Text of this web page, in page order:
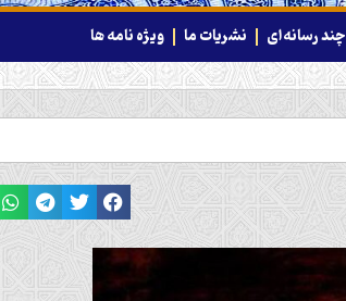
چند رسانه‌ای نشریات ما ویژه نامه ها